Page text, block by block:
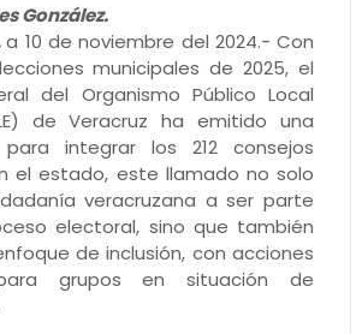
González.
a 10 de noviembre del 2024.- Con
municipales de 2025, el
del Organismo Público Local
de Veracruz ha emitido una
integrar los 212 consejos
el estado, este llamado no solo
veracruzana a ser parte
electoral, sino que también
de inclusión, con acciones
grupos en situación de